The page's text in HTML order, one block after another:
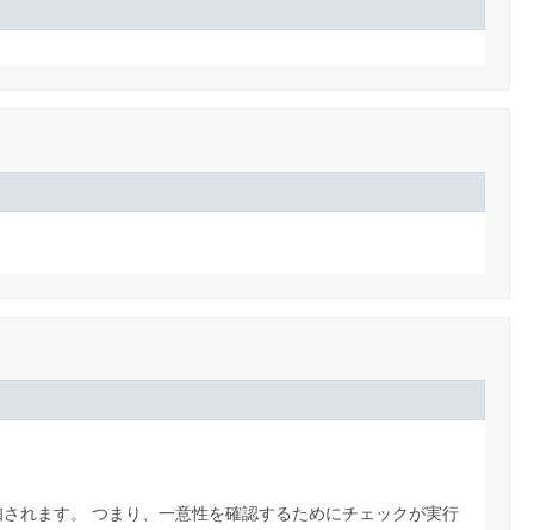
れます。 つまり、一意性を確認するためにチェックが実行